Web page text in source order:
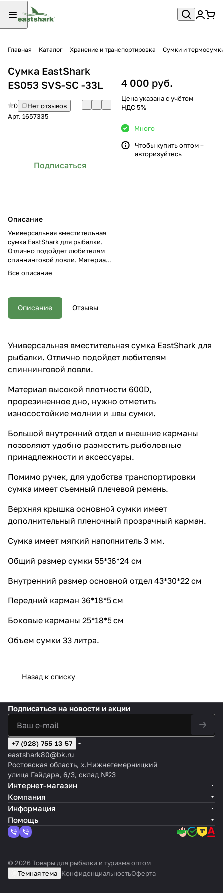
Главная Каталог Хранение и транспортировка Сумки и
Сумка EastShark
ES053 SVS-SC -33L
0
Нет отзывов
Арт. 1657335
Подписаться
Описание
Универсальная вместительная
сумка EastShark для рыбалки.
Отлично подойдет любителям
спиннинговой ловли. Материал
высокой плотности 600D,
прорезиненное дно, нужно
молнии и швы сумки. Большой
внутренний отдел и внешние
карманы позволяют удобно
транспортировки сумка имеет
съемный плечевой ремень.
Верхняя крышка основной
пленочный прозрачный карман.
Сумка имеет мягкий
наполнитель 3 мм. Общий
размер сумки 55*36*24 см
отдел 43*30*22 см Передний
карман 36*18*5 см Боковые
карманы 25*18*5 см Объем
сумки 33 литра.
Все описание
4 000 руб.
Цена указана с учётом
НДС 5%
Много
Чтобы купить оптом –
авторизуйтесь
Описание Отзывы
Универсальная вместительная сумка EastShark для
рыбалки. Отлично подойдет любителям
спиннинговой ловли.
Материал высокой плотности 600D,
прорезиненное дно, нужно отметить
износостойкие молнии и швы сумки.
Большой внутренний отдел и внешние карманы
позволяют удобно разместить рыболовные
принадлежности и аксессуары.
Помимо ручек, для удобства транспортировки
сумка имеет съемный плечевой ремень.
Верхняя крышка основной сумки имеет
дополнительный пленочный прозрачный карман.
Сумка имеет мягкий наполнитель 3 мм.
Общий размер сумки 55*36*24 см
Внутренний размер основной отдел 43*30*22 см
Передний карман 36*18*5 см
Боковые карманы 25*18*5 см
Объем сумки 33 литра.
Назад к списку
Подписаться на новости и акции
+7 (928) 755-13-57
eastshark80@bk.ru
Ростовская область, х.Нижнетемерницкий
улица Гайдара, 6/3, склад №23
Интернет-магазин
Компания
Информация
Помощь
© 2026 Товары для рыбалки и туризма оптом
Темная тема КонфиденциальностьОферта